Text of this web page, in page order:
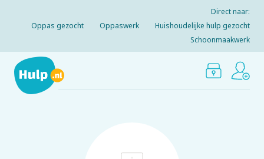
Direct naar:
Oppas gezocht
Oppaswerk
Huishoudelijke hulp gezocht
Schoonmaakwerk